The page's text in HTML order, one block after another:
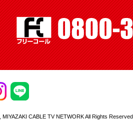
MIYAZAKI CABLE TV NETWORK All Rights Reserved.